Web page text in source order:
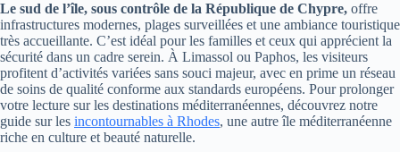
Le sud de l’île, sous contrôle de la République de Chypre, offre
infrastructures modernes, plages surveillées et une ambiance touristique
très accueillante. C’est idéal pour les familles et ceux qui apprécient la
sécurité dans un cadre serein. À Limassol ou Paphos, les visiteurs
profitent d’activités variées sans souci majeur, avec en prime un réseau
de soins de qualité conforme aux standards européens. Pour prolonger
votre lecture sur les destinations méditerranéennes, découvrez notre
guide sur les incontournables à Rhodes, une autre île méditerranéenne
riche en culture et beauté naturelle.